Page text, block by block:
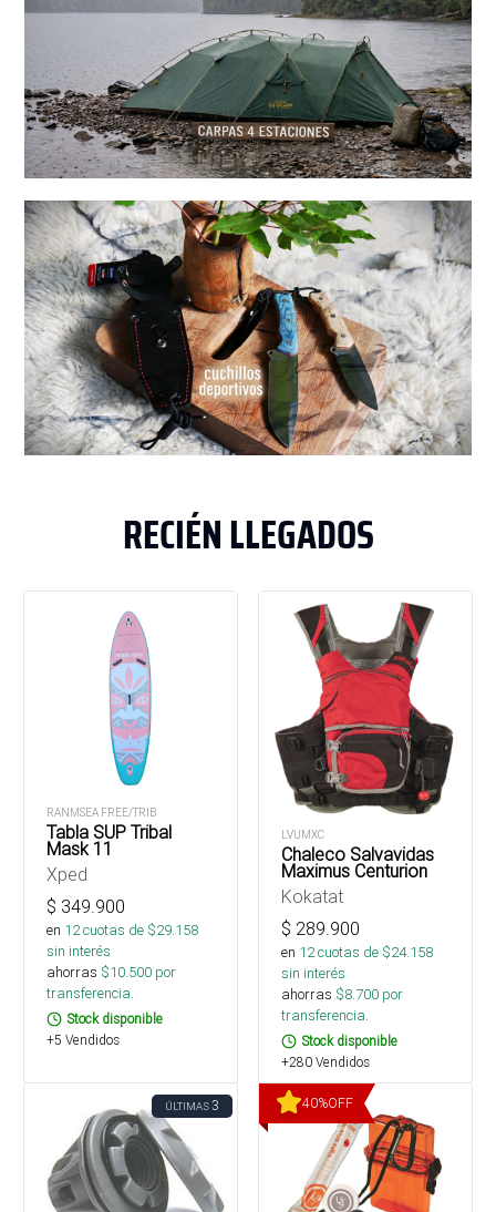
RECIÉN LLEGADOS
RANMSEA FREE/TRIB
Tabla SUP Tribal
Mask 11
Xped
$ 349.900
en 12cuotas de $29.158
sin interés
ahorras $10.500 por
transferencia.
Stock disponible
+5 Vendidos
LVUMXC
Chaleco Salvavidas
Maximus Centurion
Kokatat
$ 289.900
en 12cuotas de $24.158
sin interés
ahorras $8.700 por
transferencia.
Stock disponible
+280 Vendidos
ÚLTIMAS3 40%OFF